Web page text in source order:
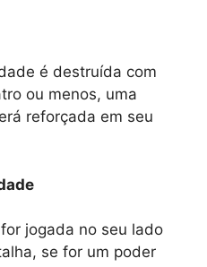
é destruída com
ou menos, uma
reforçada em seu
jogada no seu lado
se for um poder